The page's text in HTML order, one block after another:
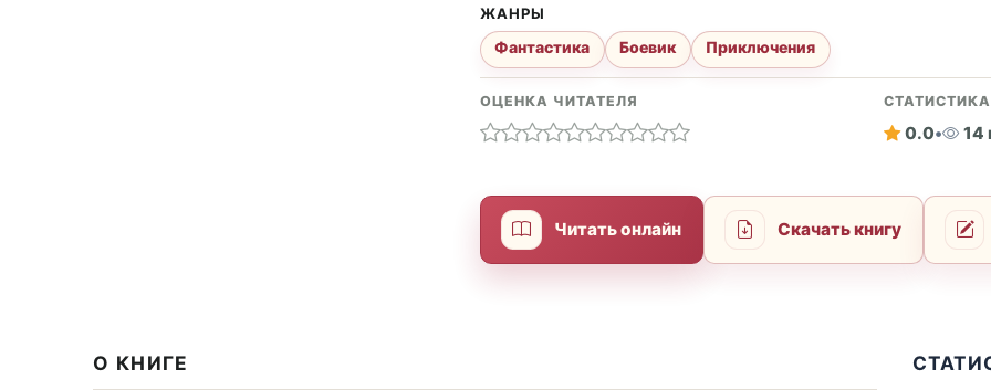
ЖАНРЫ
Фантастика Боевик Приключения
ОЦЕНКА ЧИТАТЕЛЯ СТАТИСТИКА
0.0• 14
Читать онлайн Скачать книгу
О КНИГЕ